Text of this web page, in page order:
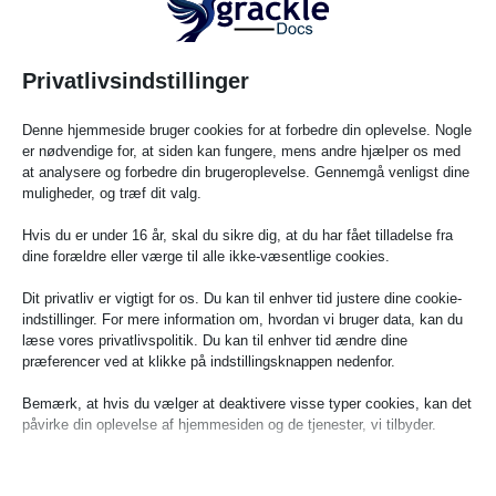
Læs indlæg
statslige og lokale myndigheder skal vide om
ADA-webtilgængelighed
Posted in Nyheder, Webtilgængelighed on marts 30, 2026
Der er en dato i kalenderen, som mange statslige og
lokale myndigheder endnu ikke har sat kryds ved, men
Privatlivsindstillinger
Denne hjemmeside bruger cookies for at forbedre din oplevelse. Nogle
er nødvendige for, at siden kan fungere, mens andre hjælper os med
at analysere og forbedre din brugeroplevelse. Gennemgå venligst dine
muligheder, og træf dit valg.
Hvis du er under 16 år, skal du sikre dig, at du har fået tilladelse fra
dine forældre eller værge til alle ikke-væsentlige cookies.
Dit privatliv er vigtigt for os. Du kan til enhver tid justere dine cookie-
indstillinger. For mere information om, hvordan vi bruger data, kan du
læse vores privatlivspolitik. Du kan til enhver tid ændre dine
præferencer ved at klikke på indstillingsknappen nedenfor.
Bemærk, at hvis du vælger at deaktivere visse typer cookies, kan det
påvirke din oplevelse af hjemmesiden og de tjenester, vi tilbyder.